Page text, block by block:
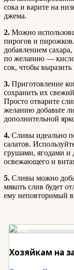
сока и варите на
джема.
2. Можно
пирогов и
добавлением
по желанию —
сок, чтобы
3. Приготовление
сохранить их
Просто отварите
желанию добавьте
дополнительной
4. Сливы идеально
салатов.
грушами, ягодами и
освежающего и
5. Сливы можно
мякоть слив будет
ему неповторимый
Хозяйкам на